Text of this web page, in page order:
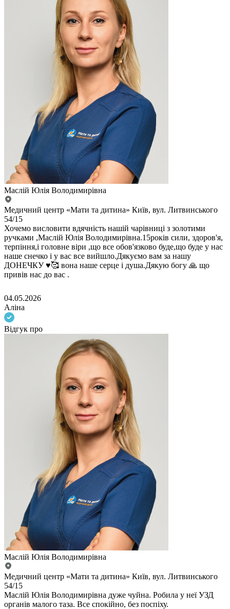
Маслій Юлія Володимирівна
Медичний центр «Мати та дитина» Київ, вул. Литвинського
54/15
Хочемо висловити вдячність нашій чарівниці з золотими
ручками ,Маслій Юлія Володимирівна.15років сили, здоров'я,
терпіння,і головне віри ,що все обов'язково буде,що буде у нас
наше снечко і у вас все вийшло.Дякуємо вам за нашу
ДОНЕЧКУ ♥️🥰 вона наше серце і душа.Дякую богу 🙏 що
привів нас до вас .
04.05.2026
Аліна
Відгук про
Маслій Юлія Володимирівна
Медичний центр «Мати та дитина» Київ, вул. Литвинського
54/15
Маслій Юлія Володимирівна дуже чуйна. Робила у неї УЗД
органів малого таза. Все спокійно, без поспіху.